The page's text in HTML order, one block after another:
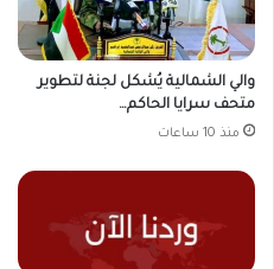
والي الشمالية يُشكل لجنة لتطوير
متحف سرايا الحاكم…
منذ 10 ساعات